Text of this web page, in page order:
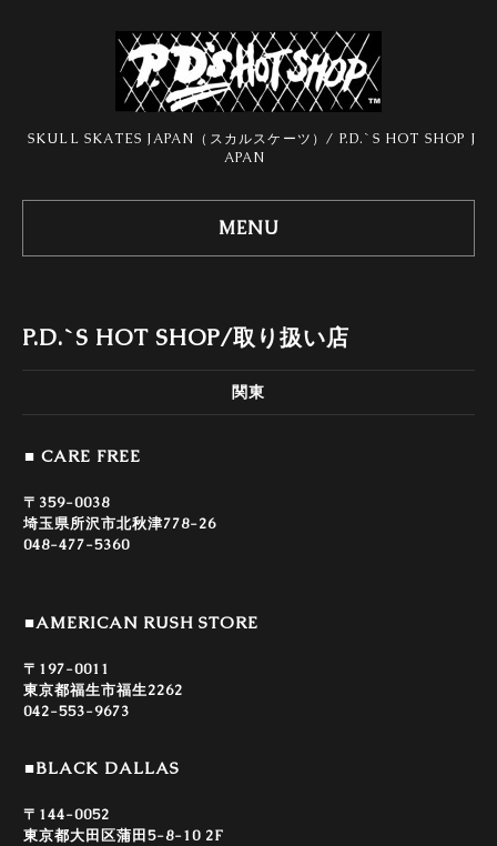
SKULL SKATES JAPAN（スカルスケーツ）/ P.D.`S HOT SHOP J
APAN
MENU
P.D.`S HOT SHOP/取り扱い店
関東
■ CARE FREE
〒359-0038
埼玉県所沢市北秋津778-26
048-477-5360
■AMERICAN RUSH STORE
〒197-0011
東京都福生市福生2262
042-553-9673
■BLACK DALLAS
〒144-0052
東京都大田区蒲田5-8-10 2F